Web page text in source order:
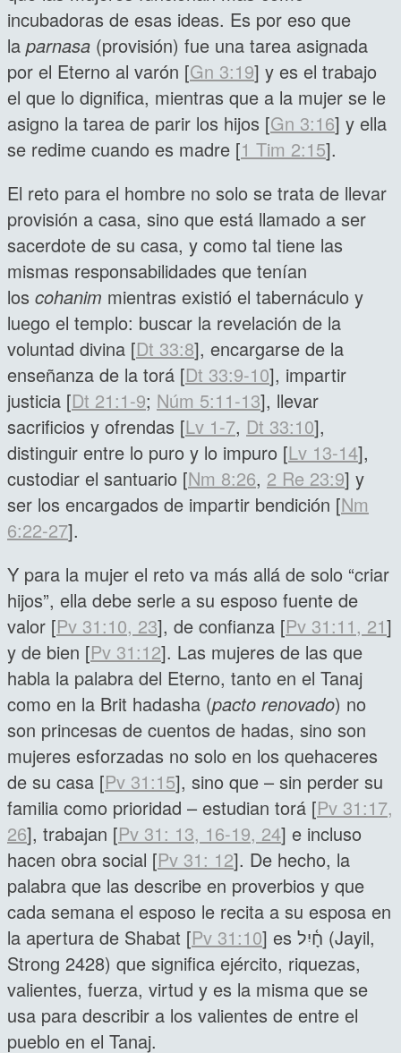
incubadoras de esas ideas. Es por eso que
la parnasa (provisión) fue una tarea asignada
por el Eterno al varón [Gn 3:19] y es el trabajo
el que lo dignifica, mientras que a la mujer se le
asigno la tarea de parir los hijos [Gn 3:16] y ella
se redime cuando es madre [1 Tim 2:15].
El reto para el hombre no solo se trata de llevar
provisión a casa, sino que está llamado a ser
sacerdote de su casa, y como tal tiene las
mismas responsabilidades que tenían
los cohanim mientras existió el tabernáculo y
luego el templo: buscar la revelación de la
voluntad divina [Dt 33:8], encargarse de la
enseñanza de la torá [Dt 33:9-10], impartir
justicia [Dt 21:1-9; Núm 5:11-13], llevar
sacrificios y ofrendas [Lv 1-7, Dt 33:10],
distinguir entre lo puro y lo impuro [Lv 13-14],
custodiar el santuario [Nm 8:26, 2 Re 23:9] y
ser los encargados de impartir bendición [Nm
6:22-27].
Y para la mujer el reto va más allá de solo “criar
hijos”, ella debe serle a su esposo fuente de
valor [Pv 31:10, 23], de confianza [Pv 31:11, 21]
y de bien [Pv 31:12]. Las mujeres de las que
habla la palabra del Eterno, tanto en el Tanaj
como en la Brit hadasha (pacto renovado) no
son princesas de cuentos de hadas, sino son
mujeres esforzadas no solo en los quehaceres
de su casa [Pv 31:15], sino que – sin perder su
familia como prioridad – estudian torá [Pv 31:17,
26], trabajan [Pv 31: 13, 16-19, 24] e incluso
hacen obra social [Pv 31: 12]. De hecho, la
palabra que las describe en proverbios y que
cada semana el esposo le recita a su esposa en
la apertura de Shabat [Pv 31:10] es חָ֫יִל (Jayil,
Strong 2428) que significa ejército, riquezas,
valientes, fuerza, virtud y es la misma que se
usa para describir a los valientes de entre el
pueblo en el Tanaj.